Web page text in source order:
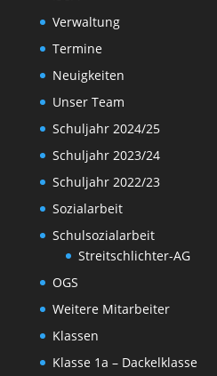
Verwaltung
Termine
Neuigkeiten
Unser Team
Schuljahr 2024/25
Schuljahr 2023/24
Schuljahr 2022/23
Sozialarbeit
Schulsozialarbeit
Streitschlichter-AG
OGS
Weitere Mitarbeiter
Klassen
Klasse 1a – Dackelklasse